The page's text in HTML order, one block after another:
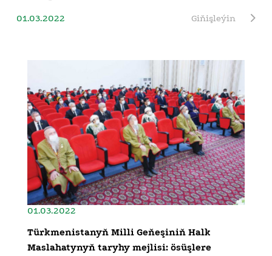
01.03.2022 Giňişleýin
01.03.2022
Türkmenistanyň Milli Geňeşiniň Halk
Maslahatynyň taryhy mejlisi: ösüşlere